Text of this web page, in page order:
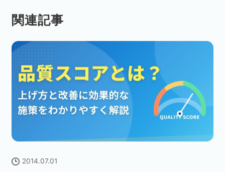
関連記事
2014.07.01